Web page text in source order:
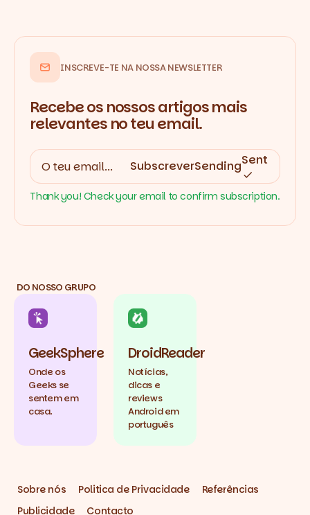
INSCREVE-TE NA NOSSA NEWSLETTER
Recebe os nossos artigos mais
relevantes no teu email.
SubscreverSendingSent
Thank you! Check your email to confirm subscription.
DO NOSSO GRUPO
GeekSphere
Onde os
Geeks se
sentem em
casa.
DroidReader
Notícias,
dicas e
reviews
Android em
português
Sobre nós Politica de Privacidade
Referências
Publicidade
Contacto